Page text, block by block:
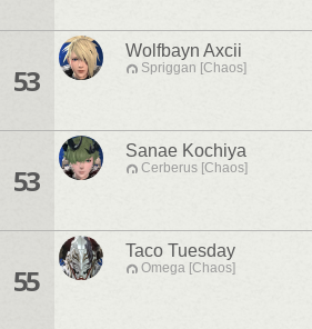
53
Wolfbayn Axcii
Spriggan [Chaos]
53
Sanae Kochiya
Cerberus [Chaos]
55
Taco Tuesday
Omega [Chaos]